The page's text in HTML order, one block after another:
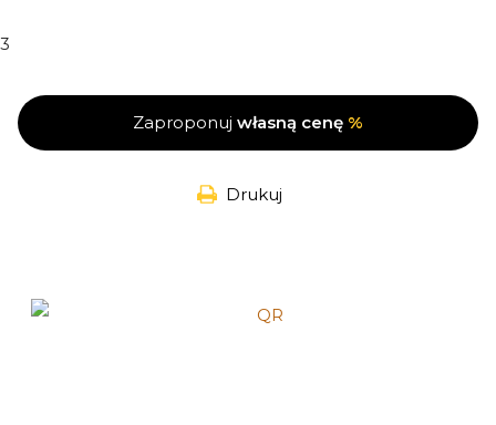
3
Zaproponuj własną cenę %
Drukuj